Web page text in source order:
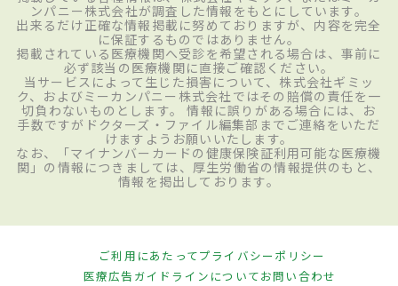
ンパニー株式会社が調査した情報をもとにしています。
出来るだけ正確な情報掲載に努めておりますが、内容を完全
に保証するものではありません。
掲載されている医療機関へ受診を希望される場合は、事前に
必ず該当の医療機関に直接ご確認ください。
当サービスによって生じた損害について、株式会社ギミッ
ク、およびミーカンパニー株式会社ではその賠償の責任を一
切負わないものとします。 情報に誤りがある場合には、お
手数ですがドクターズ・ファイル編集部までご連絡をいただ
けますようお願いいたします。
なお、「マイナンバーカードの健康保険証利用可能な医療機
関」の情報につきましては、厚生労働省の情報提供のもと、
情報を掲出しております。
ご利用にあたってプライバシーポリシー
医療広告ガイドラインについてお問い合わせ